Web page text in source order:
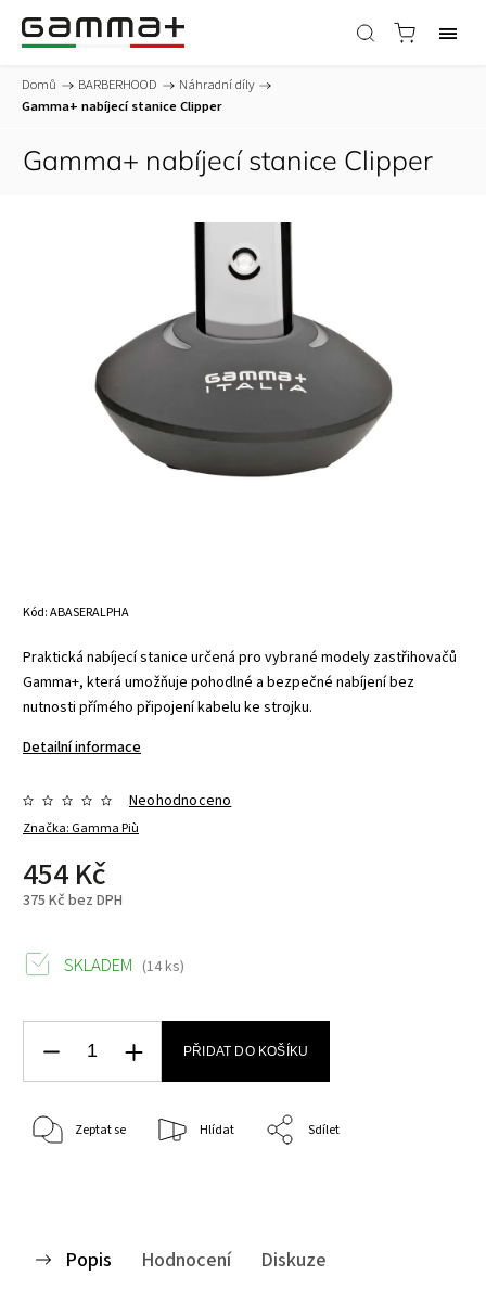
Domů / BARBERHOOD / Náhradní díly /
Gamma+ nabíjecí stanice Clipper
Gamma+ nabíjecí stanice Clipper
Kód:ABASERALPHA
Praktická nabíjecí stanice určená pro vybrané modely zastřihovačů
Gamma+, která umožňuje pohodlné a bezpečné nabíjení bez
nutnosti přímého připojení kabelu ke strojku.
Detailní informace
Značka: Gamma Più
Neohodnoceno
454 Kč
375 Kč bez DPH
SKLADEM (14 ks)
PŘIDAT DO KOŠÍKU
Zeptat se Hlídat Sdílet
Popis Hodnocení Diskuze